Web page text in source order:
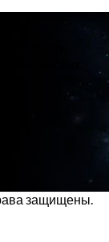
защищены.